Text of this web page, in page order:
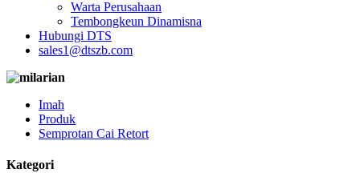
Warta Perusahaan
Tembongkeun Dinamisna
Hubungi DTS
sales1@dtszb.com
Imah
Produk
Semprotan Cai Retort
Kategori